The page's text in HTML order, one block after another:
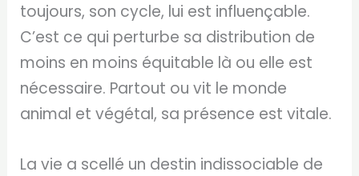
toujours, son cycle, lui est influençable.
C’est ce qui perturbe sa distribution de
moins en moins équitable là ou elle est
nécessaire. Partout ou vit le monde
animal et végétal, sa présence est vitale.
La vie a scellé un destin indissociable de